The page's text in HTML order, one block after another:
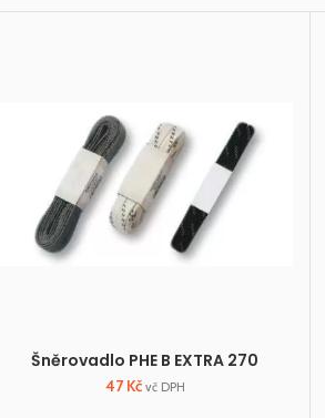
Šněrovadlo PHE B EXTRA 270
47Kč vč DPH